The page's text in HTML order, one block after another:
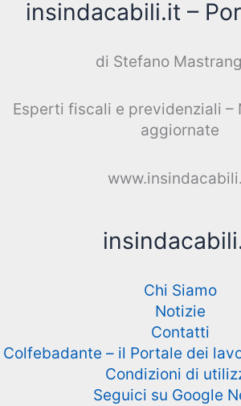
insindacabili.it –
di Stefano
Esperti fiscali e previdenziali –
aggiornate
Chi Siamo
Notizie
Contatti
Colfebadante – il Portale dei
Condizioni di
Seguici su Google